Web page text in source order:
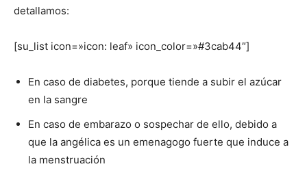
detallamos:
[su_list icon=»icon: leaf» icon_color=»#3cab44″]
En caso de diabetes, porque tiende a subir el azúcar
en la sangre
En caso de embarazo o sospechar de ello, debido a
que la angélica es un emenagogo fuerte que induce a
la menstruación